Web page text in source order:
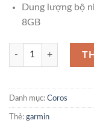
Dung lượng bộ
8GB
Coros Apex 2 dây
Danh mục: Coros
Thẻ: garmin